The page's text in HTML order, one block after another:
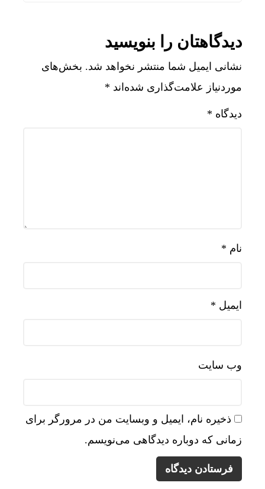
دیدگاهتان را بنویسید
نشانی ایمیل شما منتشر نخواهد شد. بخش‌های
موردنیاز علامت‌گذاری شده‌اند *
دیدگاه *
نام *
ایمیل *
وب‌ سایت
ذخیره نام، ایمیل و وبسایت من در مرورگر برای
زمانی که دوباره دیدگاهی می‌نویسم.